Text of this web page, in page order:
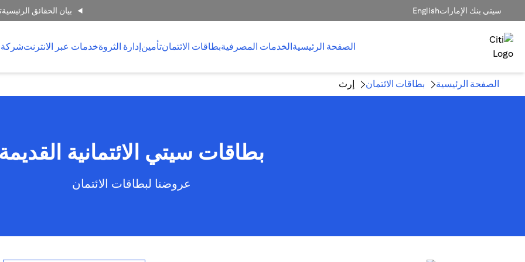
سيتي بنك الإماراتEnglish بيان الحقائق الرئيسية
الصفحة الرئيسيةالخدمات المصرفيةبطاقات الائتمانتأمينإدارة الثروةخدمات عبر الانترنتشركة
الصفحة الرئيسية بطاقات الائتمان إرث
بطاقات سيتي الائتمانية القديمة
عروضنا لبطاقات الائتمان